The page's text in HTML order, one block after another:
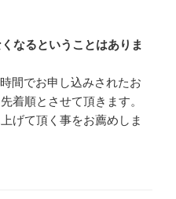
なるということはありま
間でお申し込みされたお
着順とさせて頂きます。
げて頂く事をお薦めしま